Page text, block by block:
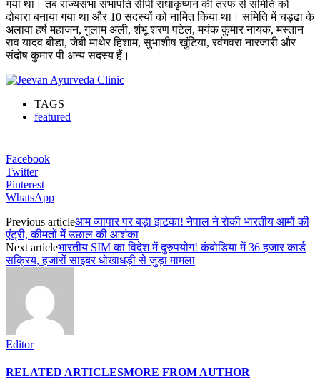
गया था। तब राज्यसभा सभापति सीपी राधाकृष्णन की तरफ से समिति को
दोबारा बनाया गया था और 10 सदस्यों को नामित किया था। समिति में चड्ढा के
अलावा हर्ष महाजन, गुलाम अली, शंभू शरण पटेल, मयंक कुमार नायक, मस्तान
राव यादव बीडा, जेबी माथेर हिशाम, सुभाशीष खुंटिया, रवंगवरा नारजारी और
संदोष कुमार पी अन्य सदस्य हैं।
TAGS
featured
Facebook
Twitter
Pinterest
WhatsApp
Previous articleआम व्यापार पर बड़ा झटका! नेपाल ने रोकी भारतीय आमों की
एंट्री, कीमतों में उछाल की आशंका
Next articleभारतीय SIM का विदेश में दुरुपयोग! कंबोडिया में 36 हजार कार्ड
सक्रिय, हजारों साइबर धोखाधड़ी से जुड़ा मामला
Editor
RELATED ARTICLESMORE FROM AUTHOR